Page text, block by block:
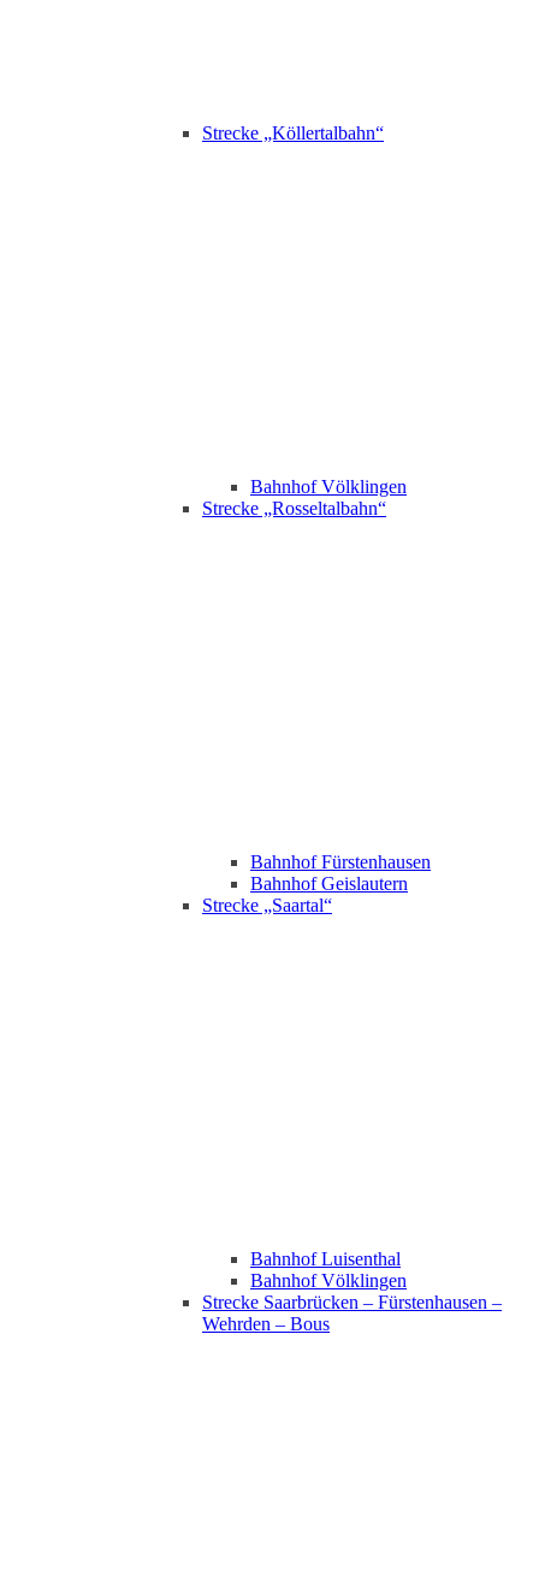
Strecke „Köllertalbahn“
Bahnhof Völklingen
Strecke „Rosseltalbahn“
Bahnhof Fürstenhausen
Bahnhof Geislautern
Strecke „Saartal“
Bahnhof Luisenthal
Bahnhof Völklingen
Strecke Saarbrücken – Fürstenhausen –
Wehrden – Bous